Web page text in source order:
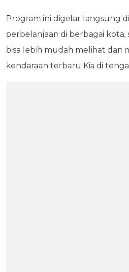
Program ini digelar langsung
perbelanjaan di berbagai kota,
bisa lebih mudah melihat dan
kendaraan terbaru Kia di